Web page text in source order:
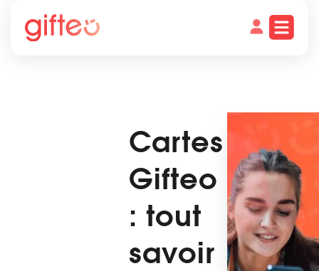
Cartes
Gifteo
: tout
savoir